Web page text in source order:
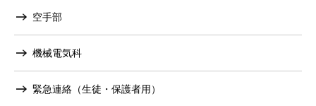
空手部
機械電気科
緊急連絡（生徒・保護者用）